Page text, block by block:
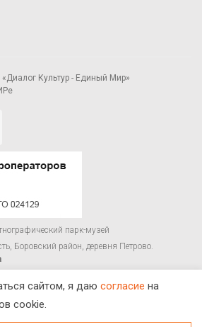
Культур - Единый Мир»
парк-музей
Боровский район, деревня Петрово.
сайтом, я даю согласие на
cookie.